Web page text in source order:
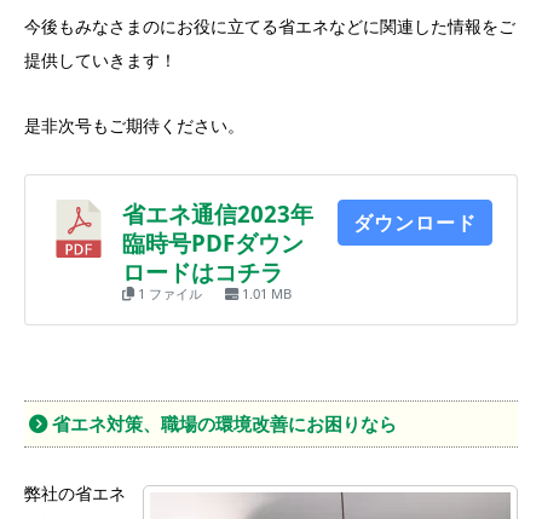
今後もみなさまのにお役に立てる省エネなどに関連した情報をご
提供していきます！
是非次号もご期待ください。
省エネ通信2023年
臨時号PDFダウン
ロードはコチラ
1 ファイル 1.01 MB
ダウンロード
省エネ対策、職場の環境改善にお困りなら
弊社の省エネ